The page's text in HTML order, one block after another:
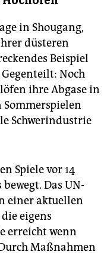
in Shougang,
düsteren
Beispiel
Noch
ihre Abgase in
Sommerspielen
Schwerindustrie
Spiele vor 14
Das UN-
einer aktuellen
eigens
erreicht wenn
Maßnahmen